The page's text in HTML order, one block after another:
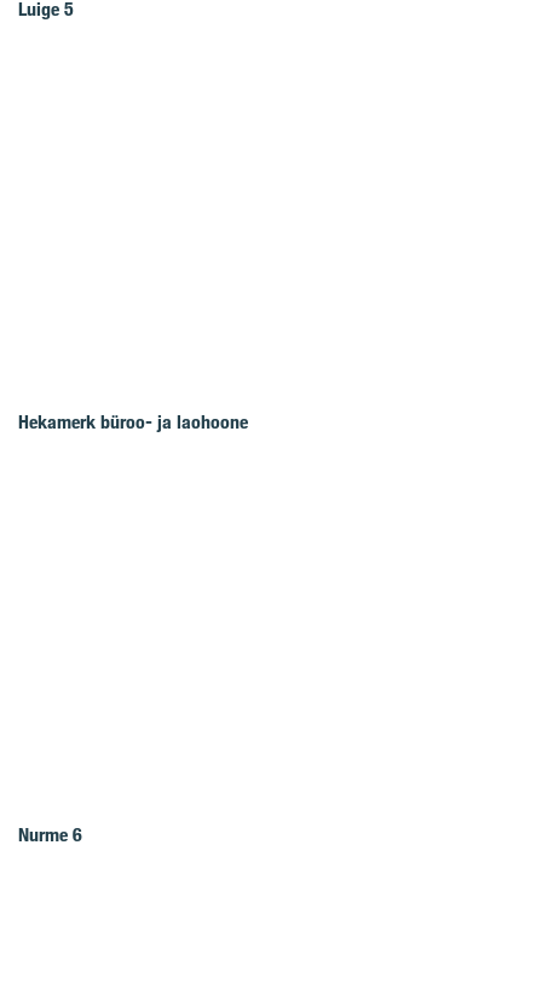
Luige 5
Hekamerk büroo- ja laohoone
Nurme 6